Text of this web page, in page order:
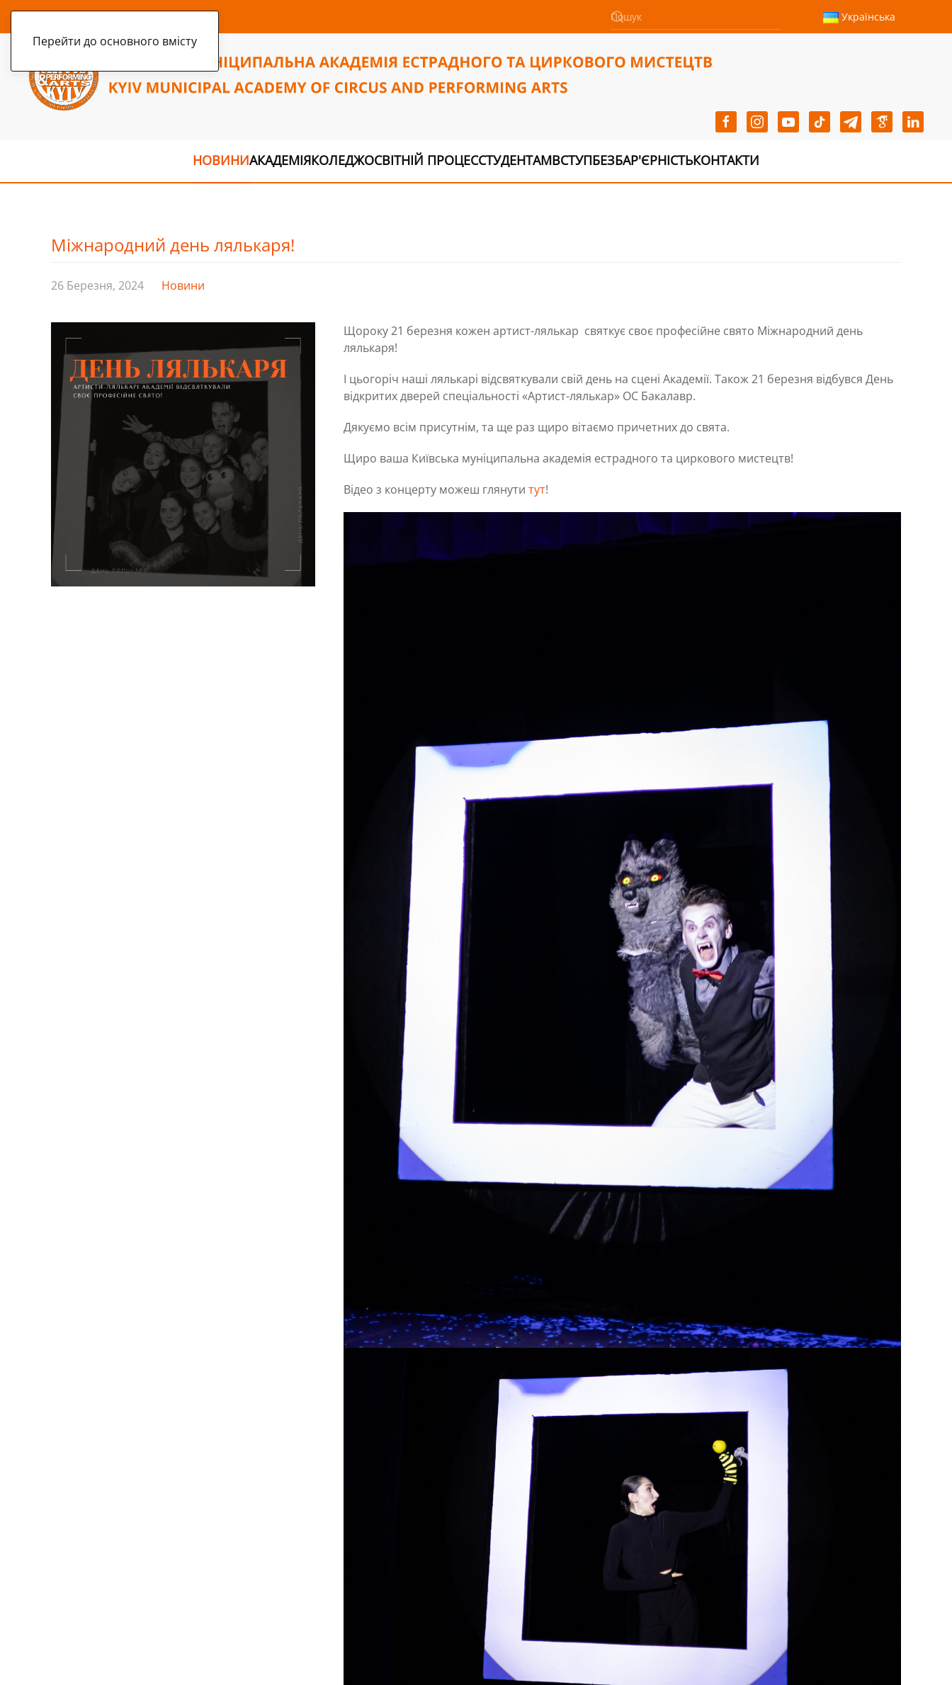
Перейти до основного вмісту
Українська
НОВИНИАКАДЕМІЯКОЛЕДЖОСВІТНІЙ ПРОЦЕССТУДЕНТАМВСТУПБЕЗБАР'ЄРНІСТЬКОНТАКТИ
Міжнародний день лялькаря!
26 Березня, 2024 Новини
Щороку 21 березня кожен артист-лялькар святкує своє професійне свято Міжнародний день
лялькаря!
І цьогоріч наші лялькарі відсвяткували свій день на сцені Академії. Також 21 березня відбувся День
відкритих дверей спеціальності «Артист-лялькар» ОС Бакалавр.
Дякуємо всім присутнім, та ще раз щиро вітаємо причетних до свята.
Щиро ваша Київська муніципальна академія естрадного та циркового мистецтв!
Відео з концерту можеш глянутитут!